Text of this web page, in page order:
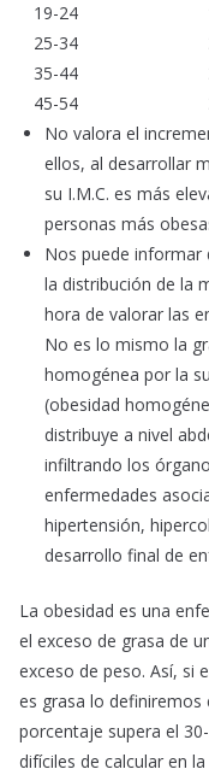
19-24
25-34
35-44
45-54
No valora el
ellos, al desarrollar
su I.M.C. es más
personas más
Nos puede informar
la distribución de la
hora de valorar las
No es lo mismo la
homogénea por la
(obesidad
distribuye a nivel
infiltrando los
enfermedades
hipertensión,
desarrollo final de
La obesidad es una
el exceso de grasa de
exceso de peso. Así, si
es grasa lo
porcentaje supera el
difíciles de calcular en